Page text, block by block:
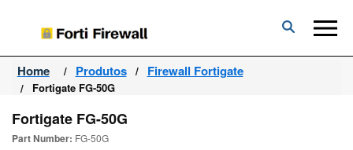
Forti
Firewall
Home Produtos Firewall Fortigate
Fortigate FG-50G
Fortigate FG-50G
Part Number: FG-50G